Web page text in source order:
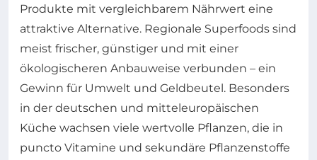
Produkte mit vergleichbarem Nährwert eine
attraktive Alternative. Regionale Superfoods sind
meist frischer, günstiger und mit einer
ökologischeren Anbauweise verbunden – ein
Gewinn für Umwelt und Geldbeutel. Besonders
in der deutschen und mitteleuropäischen
Küche wachsen viele wertvolle Pflanzen, die in
puncto Vitamine und sekundäre Pflanzenstoffe